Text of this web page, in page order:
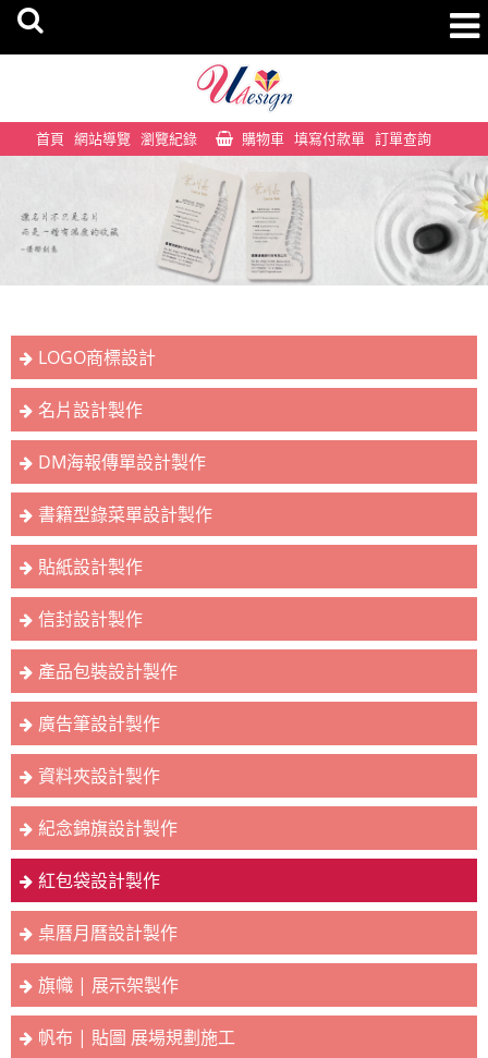
首頁 網站導覽 瀏覽紀錄 購物車 填寫付款單 訂單查詢
LOGO商標設計
名片設計製作
DM海報傳單設計製作
書籍型錄菜單設計製作
貼紙設計製作
信封設計製作
產品包裝設計製作
廣告筆設計製作
資料夾設計製作
紀念錦旗設計製作
紅包袋設計製作
桌曆月曆設計製作
旗幟 | 展示架製作
帆布 | 貼圖 展場規劃施工